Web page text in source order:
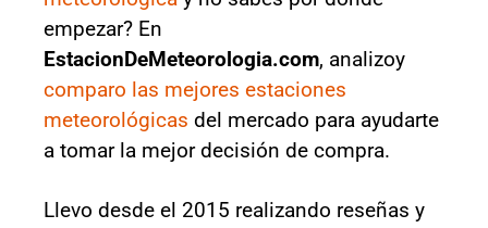
empezar? En
EstacionDeMeteorologia.com, analizoy
comparo las mejores estaciones
meteorológicas del mercado para ayudarte
a tomar la mejor decisión de compra.
Llevo desde el 2015 realizando reseñas y